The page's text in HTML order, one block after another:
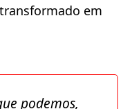
em
podemos,